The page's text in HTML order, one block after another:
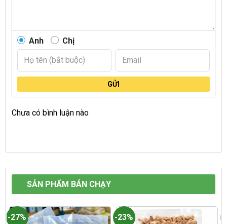
Anh Chị
GỬI
Chưa có bình luận nào
SẢN PHẨM BÁN CHẠY
-27% -23%